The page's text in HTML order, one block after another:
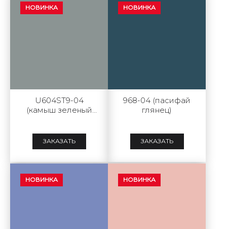
НОВИНКА
U604ST9-04
(камыш зеленый
ЗАКАЗАТЬ
НОВИНКА
968-04 (пасифай
глянец)
ЗАКАЗАТЬ
НОВИНКА НОВИНКА